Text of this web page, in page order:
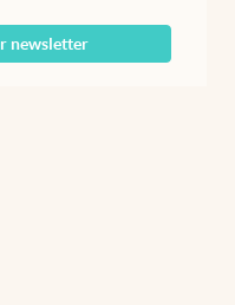
newsletter